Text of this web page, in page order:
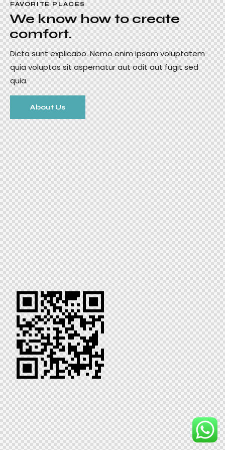
FAVORITE PLACES
We know how to create
comfort.
Dicta sunt explicabo. Nemo enim ipsam voluptatem
quia voluptas sit aspernatur aut odit aut fugit sed
quia.
About Us